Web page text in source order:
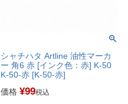
シャチハタ Artline 油性マーカ
ー 角6 赤 [インク色：赤] K-50
K-50-赤 [K-50-赤]
価格 ¥99税込